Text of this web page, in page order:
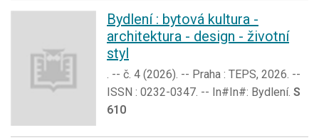
Bydlení : bytová kultura -
architektura - design - životní
styl
. -- č. 4 (2026). -- Praha : TEPS, 2026. --
ISSN : 0232-0347. -- In#In#: Bydlení. S
610